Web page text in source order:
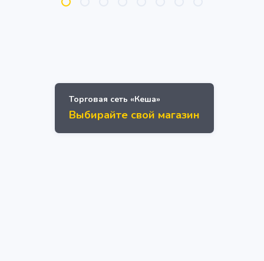
Торговая сеть «Кеша»
Выбирайте свой магазин